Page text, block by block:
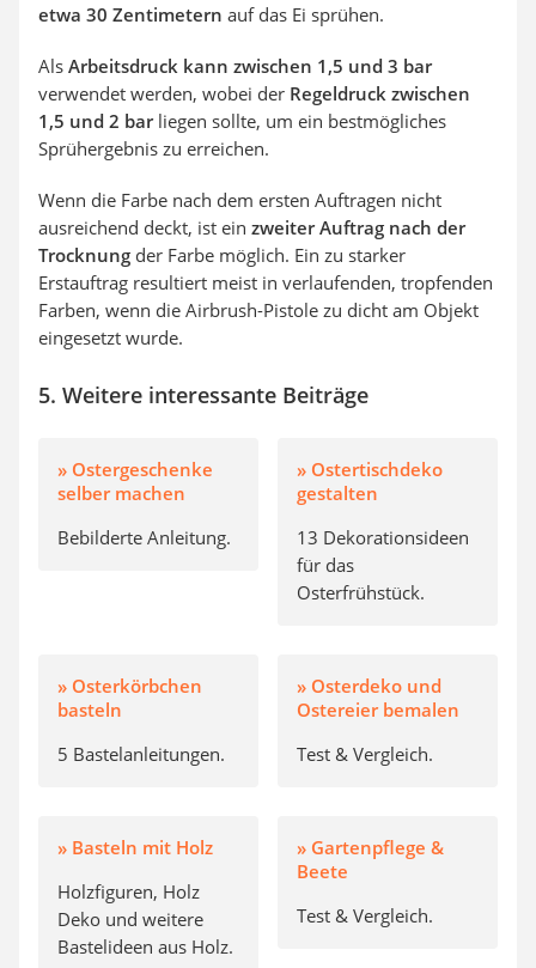
etwa 30 Zentimetern auf das Ei sprühen.
Als Arbeitsdruck kann zwischen 1,5 und 3 bar
verwendet werden, wobei der Regeldruck zwischen
1,5 und 2 barliegen sollte, um ein bestmögliches
Sprühergebnis zu erreichen.
Wenn die Farbe nach dem ersten Auftragen nicht
ausreichend deckt, ist ein zweiter Auftrag nach der
Trocknung der Farbe möglich. Ein zu starker
Erstauftrag resultiert meist in verlaufenden, tropfenden
Farben, wenn die Airbrush-Pistole zu dicht am Objekt
eingesetzt wurde.
5. Weitere interessante Beiträge
» Ostergeschenke
selber machen
Bebilderte Anleitung.
» Ostertischdeko
gestalten
13 Dekorationsideen
für das
Osterfrühstück.
» Osterkörbchen
basteln
5 Bastelanleitungen.
» Osterdeko und
Ostereier bemalen
Test & Vergleich.
» Basteln mit Holz
Holzfiguren, Holz
Deko und weitere
Bastelideen aus Holz.
» Gartenpflege &
Beete
Test & Vergleich.